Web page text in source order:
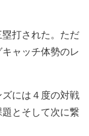
打された。ただ
ャッチ体勢のレ
には４度の対戦
とそして次に繋